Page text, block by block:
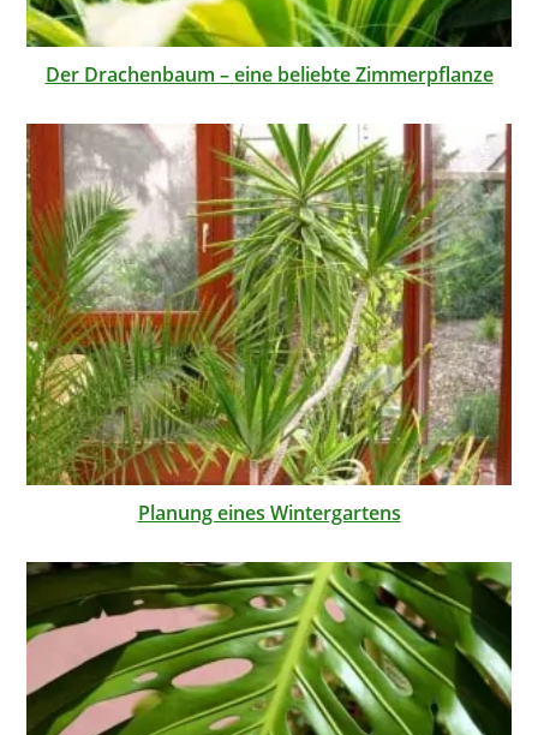
Der Drachenbaum – eine beliebte Zimmerpflanze
Planung eines Wintergartens